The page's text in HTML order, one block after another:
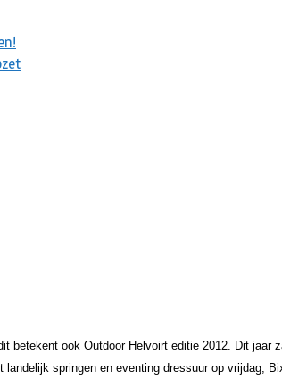
betekent ook Outdoor Helvoirt editie 2012. Dit
springen en eventing dressuur op vrijdag,